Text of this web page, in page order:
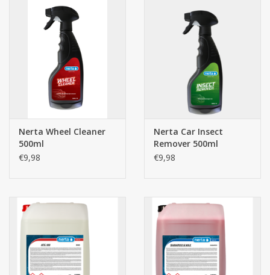
Nerta Wheel Cleaner
500ml
€9,98
Nerta Car Insect
Remover 500ml
€9,98